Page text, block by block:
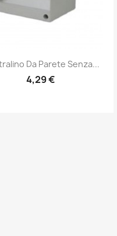
Anteprima
Da Parete Senza...
4,29 €